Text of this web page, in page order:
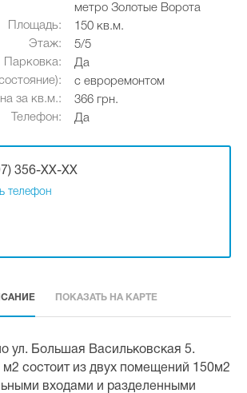
метро Золотые Ворота
Площадь:
150 кв.м.
Этаж:
5/5
Парковка:
Да
с евроремонтом
за кв.м.:
366 грн.
Телефон:
Да
356-XX-XX
телефон
ПОКАЗАТЬ НА КАРТЕ
ул. Большая Васильковская 5.
м2 состоит из двух помещений 150м2
входами и разделенными